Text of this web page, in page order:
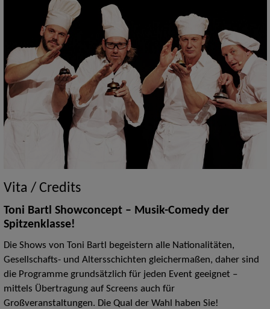
Vita / Credits
Toni Bartl Showconcept – Musik-Comedy der
Spitzenklasse!
Die Shows von Toni Bartl begeistern alle Nationalitäten,
Gesellschafts- und Altersschichten gleichermaßen, daher sind
die Programme grundsätzlich für jeden Event geeignet –
mittels Übertragung auf Screens auch für
Großveranstaltungen. Die Qual der Wahl haben Sie!